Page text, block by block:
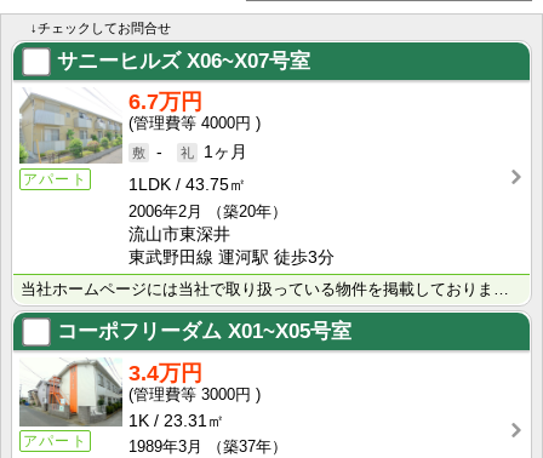
↓チェックしてお問合せ
サニーヒルズX06~X07号室
アパート
6.7万円
4000円
-
1ヶ月
1LDK
43.75㎡
2006年2月
（築20年）
流山市東深井
東武野田線 運河駅 徒歩3分
当社ホームページには当社で取り扱っている物件を掲載しております。 現在の募集状況に関しては、スタッフ･･･
コーポフリーダム X01~X05号室
アパート
3.4万円
3000円
1K
23.31㎡
1989年3月
（築37年）